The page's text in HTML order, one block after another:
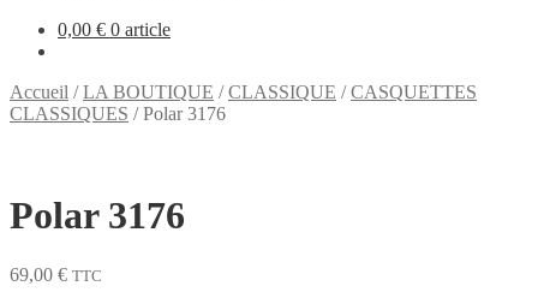
0,00 € 0 article
Accueil /LA BOUTIQUE /CLASSIQUE /CASQUETTES
CLASSIQUES /Polar 3176
Polar 3176
69,00 € TTC